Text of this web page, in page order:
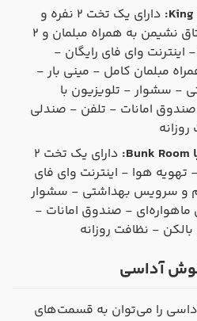
دارای یک تخت ۲ نفره و
دو تخت ۱ نفره - دارای اتاق نشیمن به همراه مبلمان و ۲
وای فای رایگان -
مبلمان کامل - مینی بار -
- سشوار - تلویزیون با
امانات - تلفن - صندلی
دارای یک تخت ۲
تخت ۲ طبقه - تهویه هوا - اینترنت وای فای
و سرویس بهداشتی - سشوار
- صندوق امانات -
- نظافت روزانه
آداسی
را می‌توان به قسمت‌های